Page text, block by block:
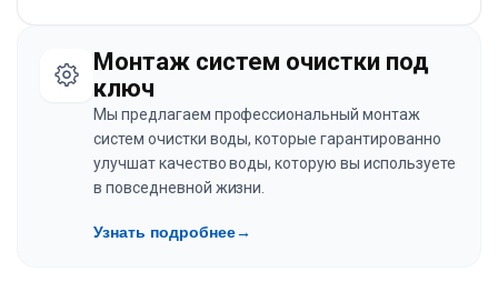
Монтаж систем очистки под
ключ
Мы предлагаем профессиональный монтаж
систем очистки воды, которые гарантированно
улучшат качество воды, которую вы используете
в повседневной жизни.
Узнать подробнее→